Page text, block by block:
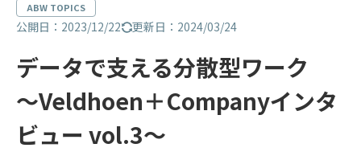
ABW TOPICS
公開日：2023/12/22 更新日：2024/03/24
データで支える分散型ワーク
～Veldhoen＋Companyインタ
ビュー vol.3～